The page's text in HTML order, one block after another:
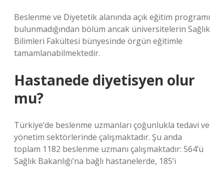
Beslenme ve Diyetetik alanında açık eğitim programı
bulunmadığından bölüm ancak üniversitelerin Sağlık
Bilimleri Fakültesi bünyesinde örgün eğitimle
tamamlanabilmektedir.
Hastanede diyetisyen olur
mu?
Türkiye’de beslenme uzmanları çoğunlukla tedavi ve
yönetim sektörlerinde çalışmaktadır. Şu anda
toplam 1182 beslenme uzmanı çalışmaktadır: 564’ü
Sağlık Bakanlığı’na bağlı hastanelerde, 185’i